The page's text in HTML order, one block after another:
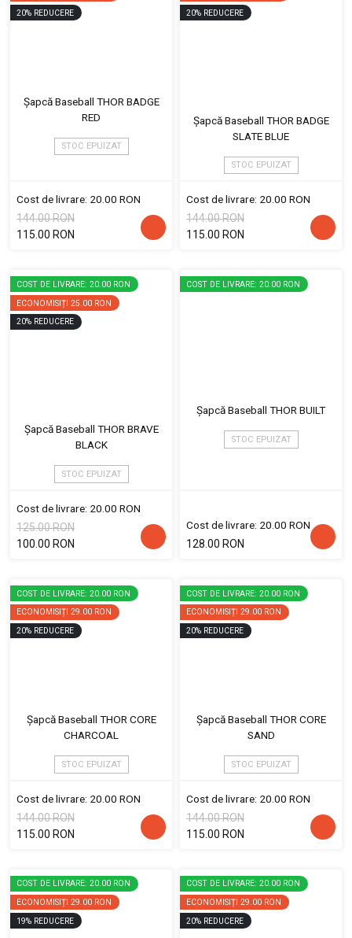
20% REDUCERE
Șapcă Baseball THOR BADGE
RED
STOC EPUIZAT
Cost de livrare: 20.00 RON
144.00 RON
115.00 RON
20% REDUCERE
Șapcă Baseball THOR BADGE
SLATE BLUE
STOC EPUIZAT
Cost de livrare: 20.00 RON
144.00 RON
115.00 RON
COST DE LIVRARE: 20.00 RON
ECONOMISIȚI 25.00 RON
20% REDUCERE
Șapcă Baseball THOR BRAVE
BLACK
STOC EPUIZAT
Cost de livrare: 20.00 RON
125.00 RON
100.00 RON
COST DE LIVRARE: 20.00 RON
Șapcă Baseball THOR BUILT
STOC EPUIZAT
Cost de livrare: 20.00 RON
128.00 RON
COST DE LIVRARE: 20.00 RON
ECONOMISIȚI 29.00 RON
20% REDUCERE
Șapcă Baseball THOR CORE
CHARCOAL
STOC EPUIZAT
Cost de livrare: 20.00 RON
144.00 RON
115.00 RON
COST DE LIVRARE: 20.00 RON
ECONOMISIȚI 29.00 RON
20% REDUCERE
Șapcă Baseball THOR CORE
SAND
STOC EPUIZAT
Cost de livrare: 20.00 RON
144.00 RON
115.00 RON
COST DE LIVRARE: 20.00 RON
ECONOMISIȚI 29.00 RON
19% REDUCERE
COST DE LIVRARE: 20.00 RON
ECONOMISIȚI 29.00 RON
20% REDUCERE